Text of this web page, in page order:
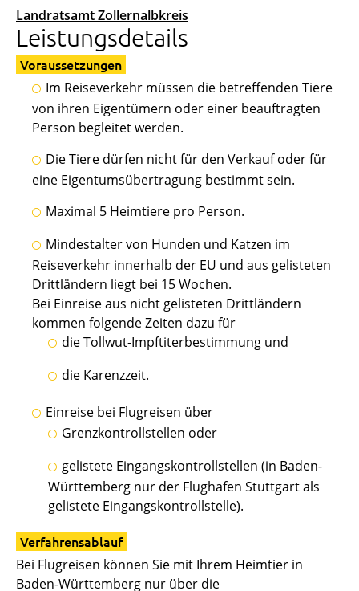
Landratsamt Zollernalbkreis
Leistungsdetails
Voraussetzungen
Im Reiseverkehr müssen die betreffenden Tiere
von ihren Eigentümern oder einer beauftragten
Person begleitet werden.
Die Tiere dürfen nicht für den Verkauf oder für
eine Eigentumsübertragung bestimmt sein.
Maximal 5 Heimtiere pro Person.
Mindestalter von Hunden und Katzen im
Reiseverkehr innerhalb der EU und aus gelisteten
Drittländern liegt bei 15 Wochen.
Bei Einreise aus nicht gelisteten Drittländern
kommen folgende Zeiten dazu für
die Tollwut-Impftiterbestimmung und
die Karenzzeit.
Einreise bei Flugreisen über
Grenzkontrollstellen oder
gelistete Eingangskontrollstellen (in Baden-
Württemberg nur der Flughafen Stuttgart als
gelistete Eingangskontrollstelle).
Verfahrensablauf
Bei Flugreisen können Sie mit Ihrem Heimtier in
Baden-Württemberg nur über die